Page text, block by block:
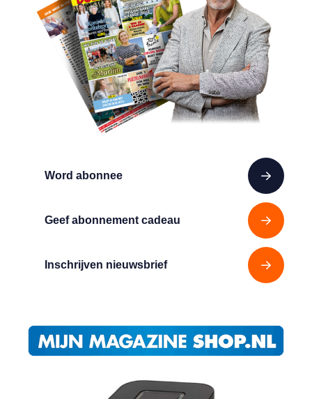
Word abonnee
Geef abonnement cadeau
Inschrijven nieuwsbrief